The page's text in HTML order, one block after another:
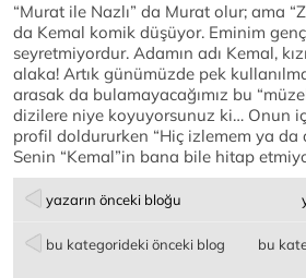
“Murat ile Nazlı” da Murat olur; ama
da Kemal komik düşüyor. Eminim
seyretmiyordur. Adamın adı Kemal,
alaka! Artık günümüzde pek
arasak da bulamayacağımız bu
dizilere niye koyuyorsunuz ki… Onun
profil doldururken “Hiç izlemem ya da
Senin “Kemal”in bana bile hitap
yazarın önceki bloğu
bu kategorideki önceki blog bu